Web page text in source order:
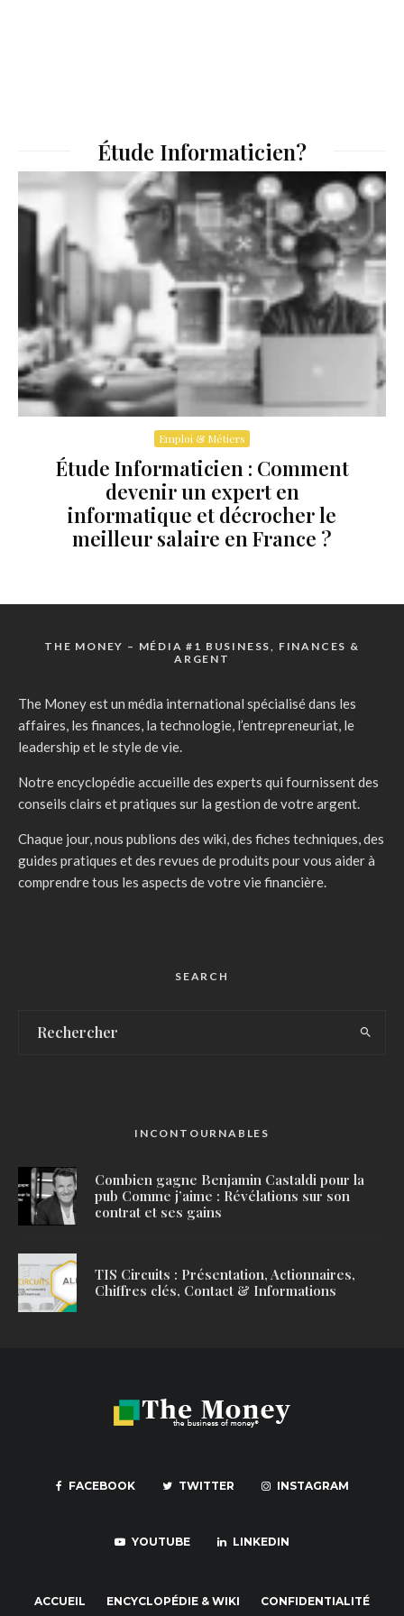
Étude Informaticien?
Emploi & Métiers
Étude Informaticien : Comment
devenir un expert en
informatique et décrocher le
meilleur salaire en France ?
THE MONEY – MÉDIA #1 BUSINESS, FINANCES &
ARGENT
The Money est un média international spécialisé dans les
affaires, les finances, la technologie, l’entrepreneuriat, le
leadership et le style de vie.
Notre encyclopédie accueille des experts qui fournissent des
conseils clairs et pratiques sur la gestion de votre argent.
Chaque jour, nous publions des wiki, des fiches techniques, des
guides pratiques et des revues de produits pour vous aider à
comprendre tous les aspects de votre vie financière.
SEARCH
INCONTOURNABLES
Combien gagne Benjamin Castaldi pour la
pub Comme j’aime : Révélations sur son
contrat et ses gains
TIS Circuits : Présentation, Actionnaires,
Chiffres clés, Contact & Informations
FACEBOOK TWITTER INSTAGRAM
YOUTUBE LINKEDIN
ACCUEIL ENCYCLOPÉDIE & WIKI CONFIDENTIALITÉ